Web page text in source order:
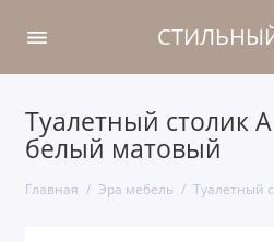
Туалетный столик
белый матовый
Главная Эра мебель Туалетный